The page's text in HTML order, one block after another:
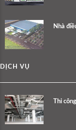
Nhà
DỊCH VỤ
Thi